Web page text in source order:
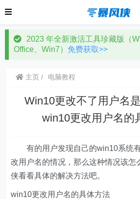
2023 年全新激活工具珍藏版（
Office、Win7） 免费获取>>
主页 电脑教程
Win10更改不了用户名
win10更改用户名的
有的用户发现自己的win10系统有
改用户名的情况，那么这种情况该怎
侠看看具体的解决方法吧。
win10更改用户名的具体方法